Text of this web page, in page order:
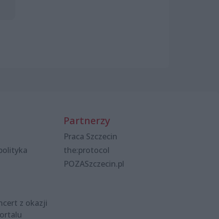
z okazji
Partnerzy
Praca Szczecin
the:protocol
POZASzczecin.pl